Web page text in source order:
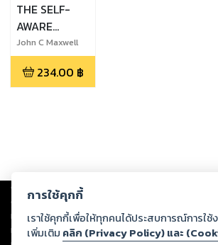
THE SELF-
AWARE
LEADER รู้จัก
ตัวเอง เน้นจุด
แข็ง ปลุกพลัง
John C Maxwell
234.00 ฿
Copyright © 2026
ต่อผลงานหรือเนื้อหาใดที่อัปโหลดผ่านเว็บไซต์และปรากฏ
ทรัพย์สินทางปัญญาของบุคคลอื่นหรือขัดต่อกฎหมายแล
ทุกท่านโปรดใช้วิจารณญาณในการกลั่นกรองด้วยตนเอง
การใช้คุกกี้
เราใช้คุกกี้เพื่อให้ทุกคนได้ประสบการณ์การใ
เพิ่มเติม คลิก (Privacy Policy) และ